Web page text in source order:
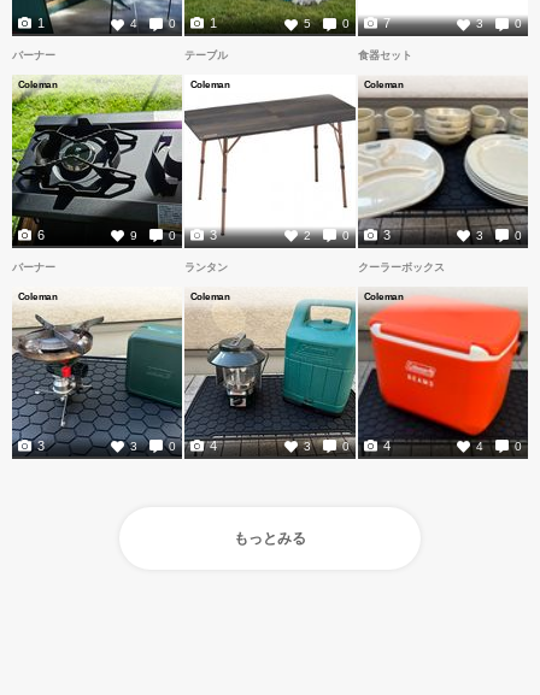
4 0
1 5 0
1 3 0
7
バーナー
Coleman
9 0
6
テーブル
Coleman
2 0
3
食器セット
Coleman
3 0
3
バーナー
Coleman
3 0
3
ランタン
Coleman
3 0
4
クーラーボックス
Coleman
4 0
4
もっとみる